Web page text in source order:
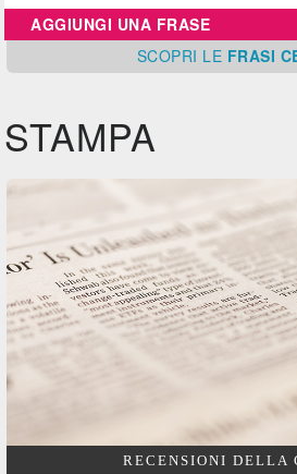
AGGIUNGI UNA FRASE
SCOPRI LE FRASI
STAMPA
RECENSIONI DELLA